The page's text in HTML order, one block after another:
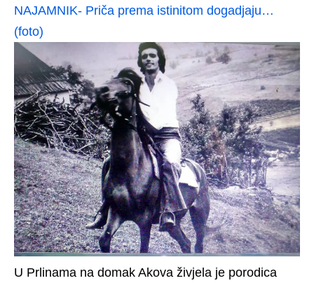
NAJAMNIK- Priča prema istinitom dogadjaju…
(foto)
U Prlinama na domak Akova živjela je porodica